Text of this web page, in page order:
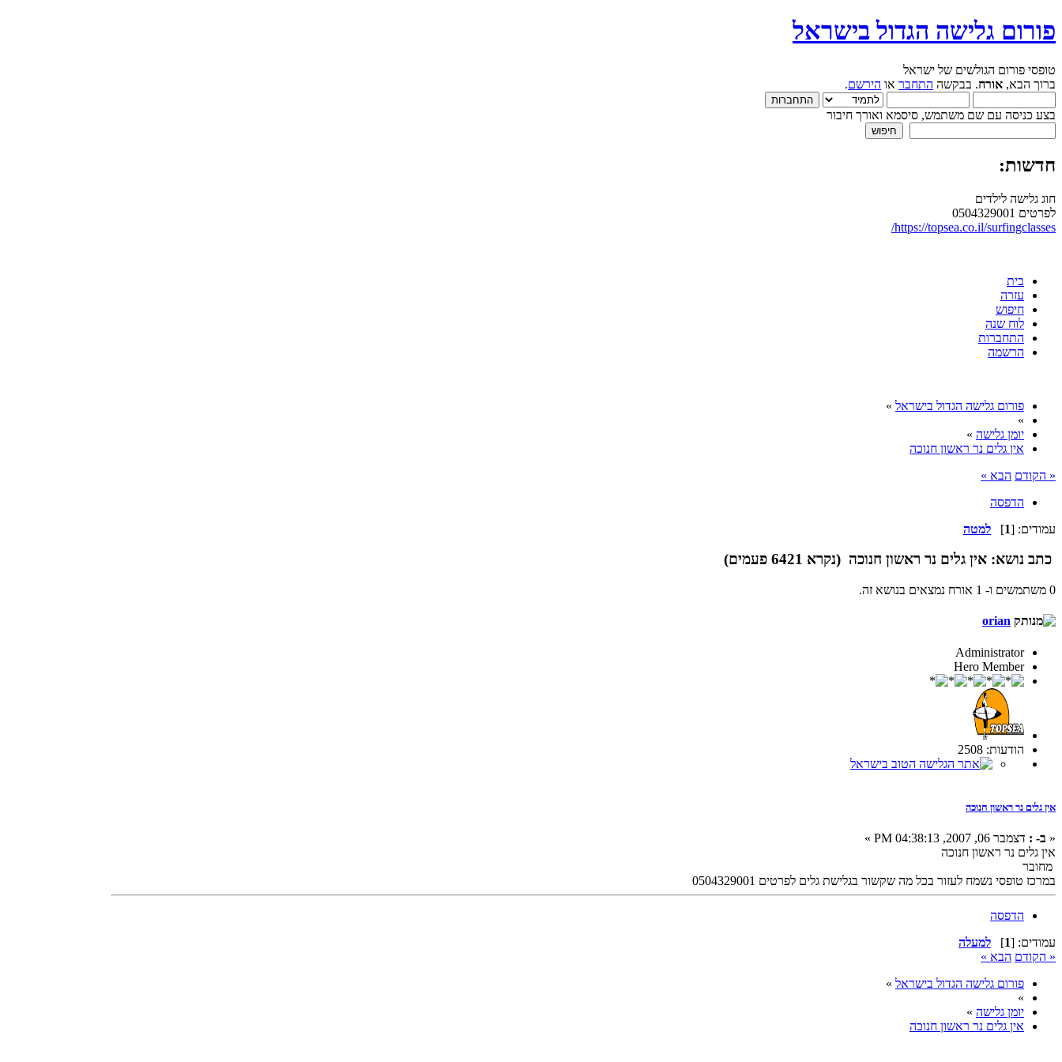
פורום גלישה הגדול בישראל
טופסי פורום הגולשים של ישראל
ברוך הבא, אורח. בבקשה התחבר או הירשם.
בצע כניסה עם שם משתמש, סיסמא ואורך חיבור
חדשות:
חוג גלישה לילדים
לפרטים 0504329001
https://topsea.co.il/surfingclasses/
בית
עזרה
חיפוש
לוח שנה
התחברות
הרשמה
פורום גלישה הגדול בישראל »
»
יומן גלישה »
אין גלים נר ראשון חנוכה
« הקודם הבא »
הדפסה
עמודים: [1
] למטה
כתב נושא: אין גלים נר ראשון חנוכה (נקרא 6421 פעמים)
0 משתמשים ו- 1 אורח נמצאים בנושא זה.
orian
Administrator
Hero Member
הודעות: 2508
אין גלים נר ראשון חנוכה
« ב- : דצמבר 06, 2007, 04:38:13 PM »
אין גלים נר ראשון חנוכה
מחובר
במרכז טופסי נשמח לעזור בכל מה שקשור בגלישת גלים לפרטים 0504329001
הדפסה
עמודים: [1
] למעלה
« הקודם הבא »
פורום גלישה הגדול בישראל »
»
יומן גלישה »
אין גלים נר ראשון חנוכה